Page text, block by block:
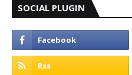
SOCIAL PLUGIN